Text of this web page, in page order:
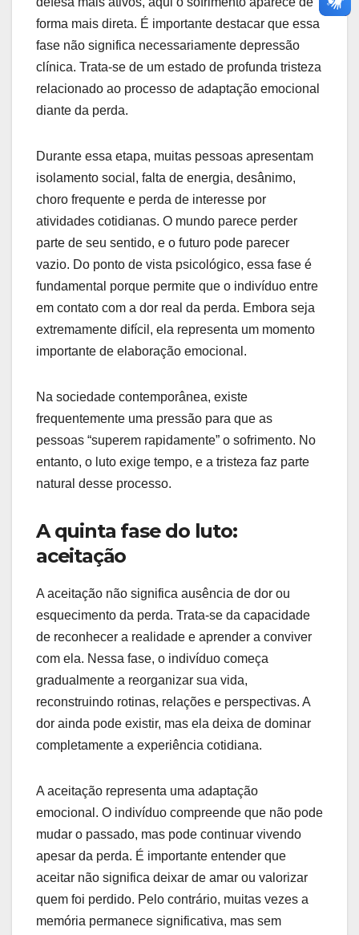
forma mais direta. É importante destacar que essa
fase não significa necessariamente depressão
clínica. Trata-se de um estado de profunda tristeza
relacionado ao processo de adaptação emocional
diante da perda.
Durante essa etapa, muitas pessoas apresentam
isolamento social, falta de energia, desânimo,
choro frequente e perda de interesse por
atividades cotidianas. O mundo parece perder
parte de seu sentido, e o futuro pode parecer
vazio. Do ponto de vista psicológico, essa fase é
fundamental porque permite que o indivíduo entre
em contato com a dor real da perda. Embora seja
extremamente difícil, ela representa um momento
importante de elaboração emocional.
Na sociedade contemporânea, existe
frequentemente uma pressão para que as
pessoas “superem rapidamente” o sofrimento. No
entanto, o luto exige tempo, e a tristeza faz parte
natural desse processo.
A quinta fase do luto:
aceitação
A aceitação não significa ausência de dor ou
esquecimento da perda. Trata-se da capacidade
de reconhecer a realidade e aprender a conviver
com ela. Nessa fase, o indivíduo começa
gradualmente a reorganizar sua vida,
reconstruindo rotinas, relações e perspectivas. A
dor ainda pode existir, mas ela deixa de dominar
completamente a experiência cotidiana.
A aceitação representa uma adaptação
emocional. O indivíduo compreende que não pode
mudar o passado, mas pode continuar vivendo
apesar da perda. É importante entender que
aceitar não significa deixar de amar ou valorizar
quem foi perdido. Pelo contrário, muitas vezes a
memória permanece significativa, mas sem